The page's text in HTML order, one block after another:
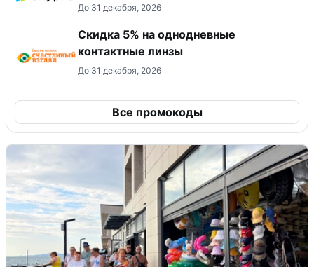
До 31 декабря, 2026
Скидка 5% на однодневные
контактные линзы
До 31 декабря, 2026
Все промокоды